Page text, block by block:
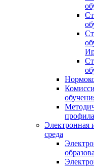
Электронная
среда